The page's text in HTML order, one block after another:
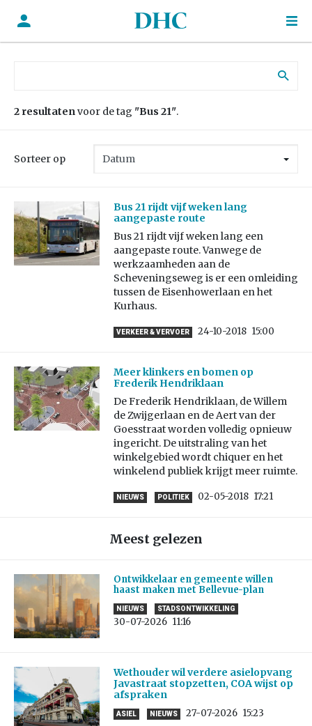
2 resultatenvoor de tag "Bus 21".
Sorteer op
Bus 21 rijdt vijf weken lang
aangepaste route
Bus 21 rijdt vijf weken lang een
aangepaste route. Vanwege de
werkzaamheden aan de
Scheveningseweg is er een omleiding
tussen de Eisenhowerlaan en het
Kurhaus.
VERKEER & VERVOER 24-10-2018 15:00
Meer klinkers en bomen op
Frederik Hendriklaan
De Frederik Hendriklaan, de Willem
de Zwijgerlaan en de Aert van der
Goesstraat worden volledig opnieuw
ingericht. De uitstraling van het
winkelgebied wordt chiquer en het
winkelend publiek krijgt meer ruimte.
NIEUWS POLITIEK 02-05-2018 17:21
Meest gelezen
Ontwikkelaar en gemeente willen
haast maken met Bellevue-plan
NIEUWS STADSONTWIKKELING
30-07-2026 11:16
Wethouder wil verdere asielopvang
Javastraat stopzetten, COA wijst op
afspraken
ASIEL NIEUWS 27-07-2026 15:23